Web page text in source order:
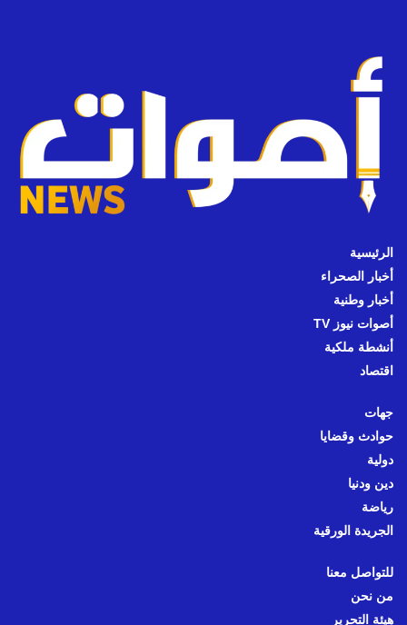
الرئيسية
أخبار الصحراء
أخبار وطنية
أصوات نيوز TV
أنشطة ملكية
اقتصاد
جهات
حوادث وقضايا
دولية
دين ودنيا
رياضة
الجريدة الورقية
للتواصل معنا
من نحن
هيئة التحرير